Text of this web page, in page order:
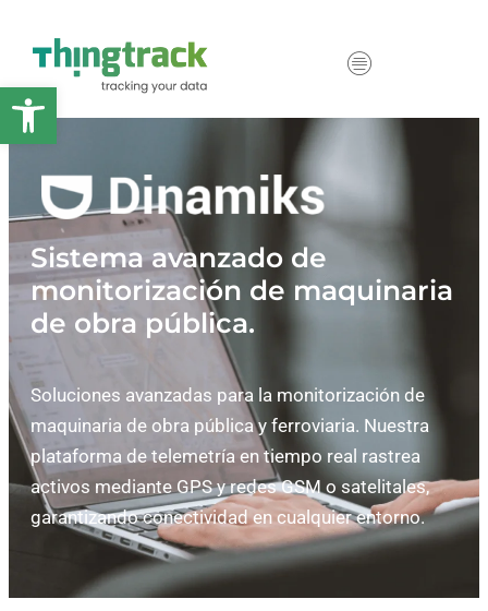
Abrir barra de herramientas
Sistema avanzado de
monitorización de maquinaria
de obra pública.
Soluciones avanzadas para la monitorización de
maquinaria de obra pública y ferroviaria. Nuestra
plataforma de telemetría en tiempo real rastrea
activos mediante GPS y redes GSM o satelitales,
garantizando conectividad en cualquier entorno.